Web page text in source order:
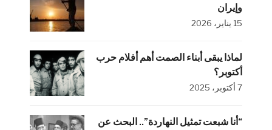
وإيران
15 يناير، 2026
لماذا يبقى أبناء الصمت أهم أفلام حرب
أكتوبر؟
7 أكتوبر، 2025
“أنا شبعت تمثيل النهاردة”.. البحث عن